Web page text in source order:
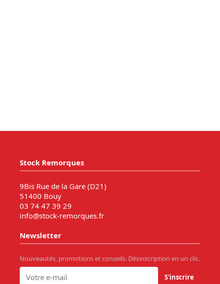
Stock Remorques
9Bis Rue de la Gare (D21)
51400 Bouy
03 74 47 39 29
info@stock-remorques.fr
Newsletter
Nouveautés, promotions et conseils. Désinscription en un clic.
S'inscrire